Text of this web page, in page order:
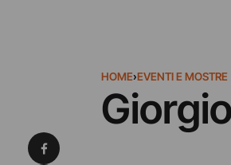
HOME›EVENTI E MOSTRE
Condividi su Facebook